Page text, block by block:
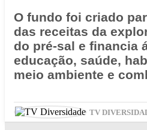
O fundo foi criado
das receitas da
do pré-sal e financia
educação, saúde,
meio ambiente e
TV